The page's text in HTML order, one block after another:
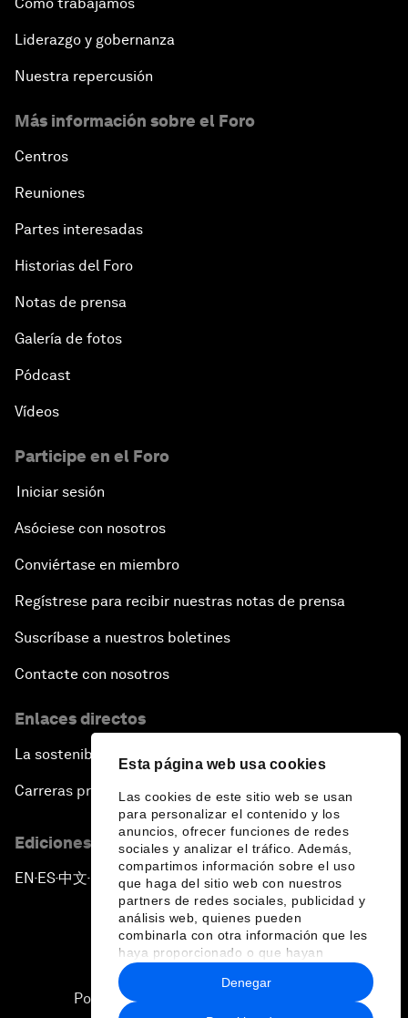
Esta página web usa cookies
Las cookies de este sitio web se usan
para personalizar el contenido y los
anuncios, ofrecer funciones de redes
sociales y analizar el tráfico. Además,
compartimos información sobre el uso
que haga del sitio web con nuestros
partners de redes sociales, publicidad y
análisis web, quienes pueden
combinarla con otra información que les
haya proporcionado o que hayan
recopilado a partir del uso que haya
hecho de sus servicios.
Denegar
Liderazgo y gobernanza
Nuestra repercusión
Más información sobre el Foro
Centros
Reuniones
Partes interesadas
Historias del Foro
Notas de prensa
Galería de fotos
Pódcast
Vídeos
Participe en el Foro
Iniciar sesión
Asóciese con nosotros
Conviértase en miembro
Regístrese para recibir nuestras notas de prensa
Suscríbase a nuestros boletines
Contacte con nosotros
Enlaces directos
La sostenibilidad en el Foro
Carreras profesionales
Ediciones en otros idiomas
EN ▪ES▪中文▪ 日本語
Política de privacidad y normas de uso